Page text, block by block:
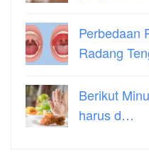
Perbedaan
Radang
Berikut
harus d…